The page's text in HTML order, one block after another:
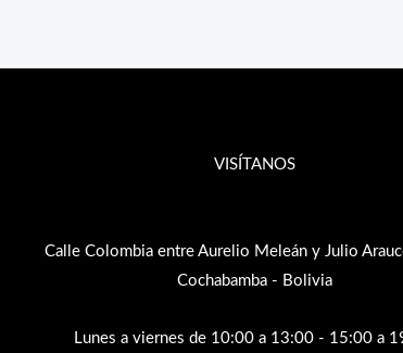
VISÍTANOS
Calle Colombia entre Aurelio Meleán y Julio
Cochabamba - Bolivia
Lunes a viernes de 10:00 a 13:00 - 15:00 a